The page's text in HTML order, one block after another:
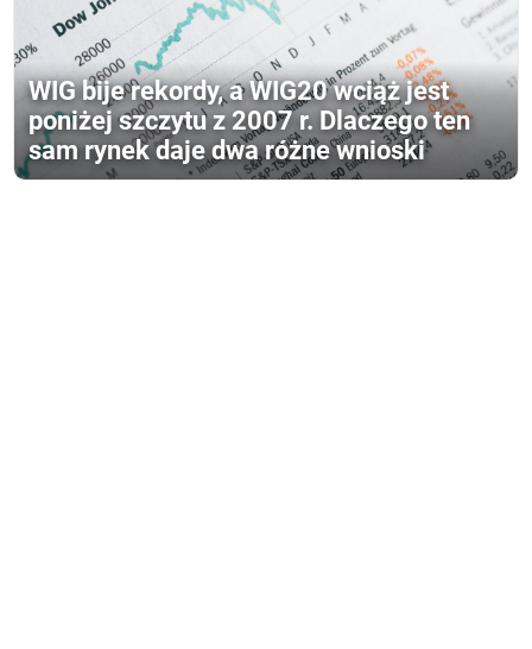
WIG bije rekordy, a WIG20 wciąż jest
poniżej szczytu z 2007 r. Dlaczego ten
sam rynek daje dwa różne wnioski